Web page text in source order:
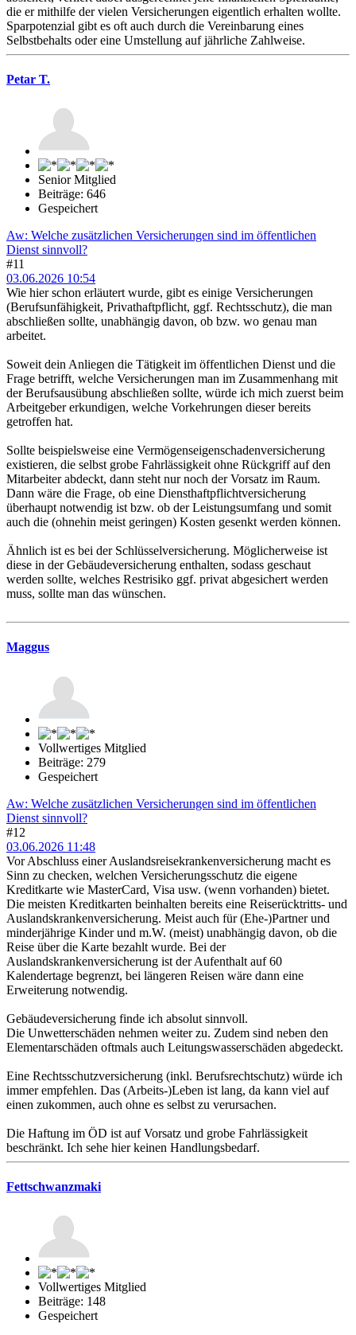
die er mithilfe der vielen Versicherungen eigentlich erhalten wollte.
Sparpotenzial gibt es oft auch durch die Vereinbarung eines
Selbstbehalts oder eine Umstellung auf jährliche Zahlweise.
Petar T.
Senior Mitglied
Beiträge: 646
Gespeichert
Aw: Welche zusätzlichen Versicherungen sind im öffentlichen
Dienst sinnvoll?
#11
03.06.2026 10:54
Wie hier schon erläutert wurde, gibt es einige Versicherungen
(Berufsunfähigkeit, Privathaftpflicht, ggf. Rechtsschutz), die man
abschließen sollte, unabhängig davon, ob bzw. wo genau man
arbeitet.
Soweit dein Anliegen die Tätigkeit im öffentlichen Dienst und die
Frage betrifft, welche Versicherungen man im Zusammenhang mit
der Berufsausübung abschließen sollte, würde ich mich zuerst beim
Arbeitgeber erkundigen, welche Vorkehrungen dieser bereits
getroffen hat.
Sollte beispielsweise eine Vermögenseigenschadenversicherung
existieren, die selbst grobe Fahrlässigkeit ohne Rückgriff auf den
Mitarbeiter abdeckt, dann steht nur noch der Vorsatz im Raum.
Dann wäre die Frage, ob eine Diensthaftpflichtversicherung
überhaupt notwendig ist bzw. ob der Leistungsumfang und somit
auch die (ohnehin meist geringen) Kosten gesenkt werden können.
Ähnlich ist es bei der Schlüsselversicherung. Möglicherweise ist
diese in der Gebäudeversicherung enthalten, sodass geschaut
werden sollte, welches Restrisiko ggf. privat abgesichert werden
muss, sollte man das wünschen.
Maggus
Vollwertiges Mitglied
Beiträge: 279
Gespeichert
Aw: Welche zusätzlichen Versicherungen sind im öffentlichen
Dienst sinnvoll?
#12
03.06.2026 11:48
Vor Abschluss einer Auslandsreisekrankenversicherung macht es
Sinn zu checken, welchen Versicherungsschutz die eigene
Kreditkarte wie MasterCard, Visa usw. (wenn vorhanden) bietet.
Die meisten Kreditkarten beinhalten bereits eine Reiserücktritts- und
Auslandskrankenversicherung. Meist auch für (Ehe-)Partner und
minderjährige Kinder und m.W. (meist) unabhängig davon, ob die
Reise über die Karte bezahlt wurde. Bei der
Auslandskrankenversicherung ist der Aufenthalt auf 60
Kalendertage begrenzt, bei längeren Reisen wäre dann eine
Erweiterung notwendig.
Gebäudeversicherung finde ich absolut sinnvoll.
Die Unwetterschäden nehmen weiter zu. Zudem sind neben den
Elementarschäden oftmals auch Leitungswasserschäden abgedeckt.
Eine Rechtsschutzversicherung (inkl. Berufsrechtschutz) würde ich
immer empfehlen. Das (Arbeits-)Leben ist lang, da kann viel auf
einen zukommen, auch ohne es selbst zu verursachen.
Die Haftung im ÖD ist auf Vorsatz und grobe Fahrlässigkeit
beschränkt. Ich sehe hier keinen Handlungsbedarf.
Fettschwanzmaki
Vollwertiges Mitglied
Beiträge: 148
Gespeichert